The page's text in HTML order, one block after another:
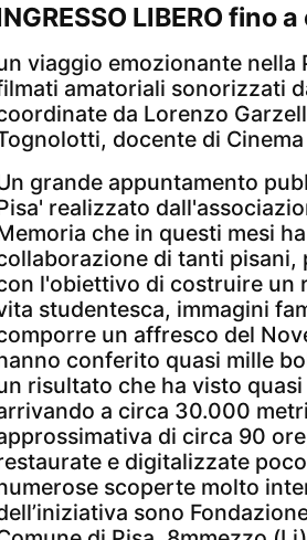
LIBERO fino
viaggio emozionante nella
amatoriali sonorizzati
da Lorenzo
docente di Cinema
grande appuntamento
realizzato
che in questi mesi
di tanti
l'obiettivo di costruire un
studentesca, immagini
un affresco del
conferito quasi mille
risultato che ha visto
a circa 30.000
di circa 90
e digitalizzate
scoperte molto
sono